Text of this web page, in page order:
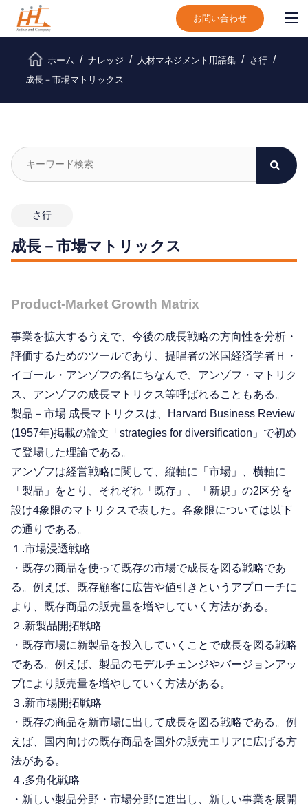
お問い合わせ
ホーム ナレッジ 人材マネジメント用語集
さ行
成長－市場マトリックス
さ行
成長－市場マトリックス
Product-Market Growth Matrix
事業を拡大するうえで、今後の成長戦略の方向性を分析・
評価するためのツールであり、提唱者の米国経済学者Ｈ・
イゴール・アンゾフの名にちなんで、アンゾフ・マトリク
ス、アンゾフの成長マトリクス等呼ばれることもある。
製品－市場 成長マトリクスは、Harvard Business Review
(1957年)掲載の論文「strategies for diversification」で初め
て登場した理論である。
アンゾフは経営戦略に関して、縦軸に「市場」、横軸に
「製品」をとり、それぞれ「既存」、「新規」の2区分を
設け4象限のマトリクスで表した。各象限については以下
の通りである。
１.市場浸透戦略
・既存の商品を使って既存の市場で成長を図る戦略であ
る。例えば、既存顧客に広告や値引きというアプローチに
より、既存商品の販売量を増やしていく方法がある。
２.新製品開拓戦略
・既存市場に新製品を投入していくことで成長を図る戦略
である。例えば、製品のモデルチェンジやバージョンアッ
プにより販売量を増やしていく方法がある。
３.新市場開拓戦略
・既存の商品を新市場に出して成長を図る戦略である。例
えば、国内向けの既存商品を国外の販売エリアに広げる方
法がある。
４.多角化戦略
・新しい製品分野・市場分野に進出し、新しい事業を展開